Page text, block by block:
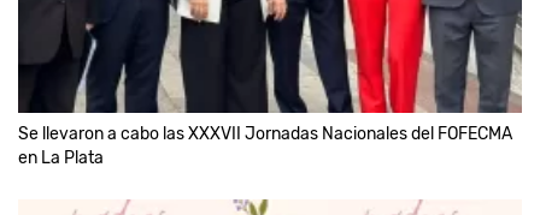
Se llevaron a cabo las XXXVII Jornadas Nacionales del FOFECMA
en La Plata